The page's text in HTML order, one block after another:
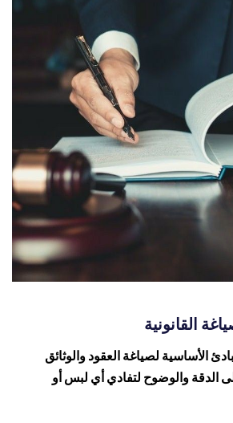
القانونية
الأساسية لصياغة العقود والوثائق
الدقة والوضوح لتفادي أي لبس أو